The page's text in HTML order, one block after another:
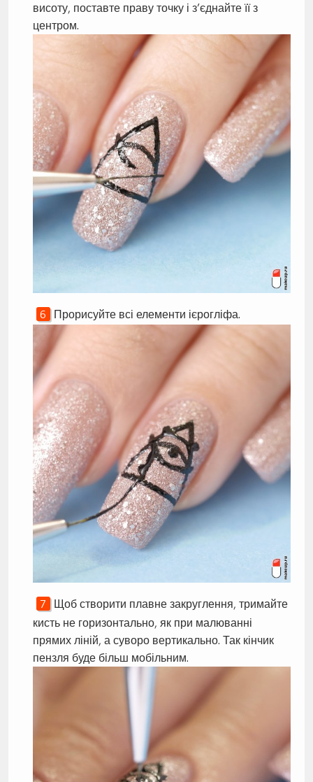
висоту, поставте праву точку і з’єднайте її з
центром.
Прорисуйте всі елементи ієрогліфа.
Щоб створити плавне закруглення, тримайте
кисть не горизонтально, як при малюванні
прямих ліній, а суворо вертикально. Так кінчик
пензля буде більш мобільним.